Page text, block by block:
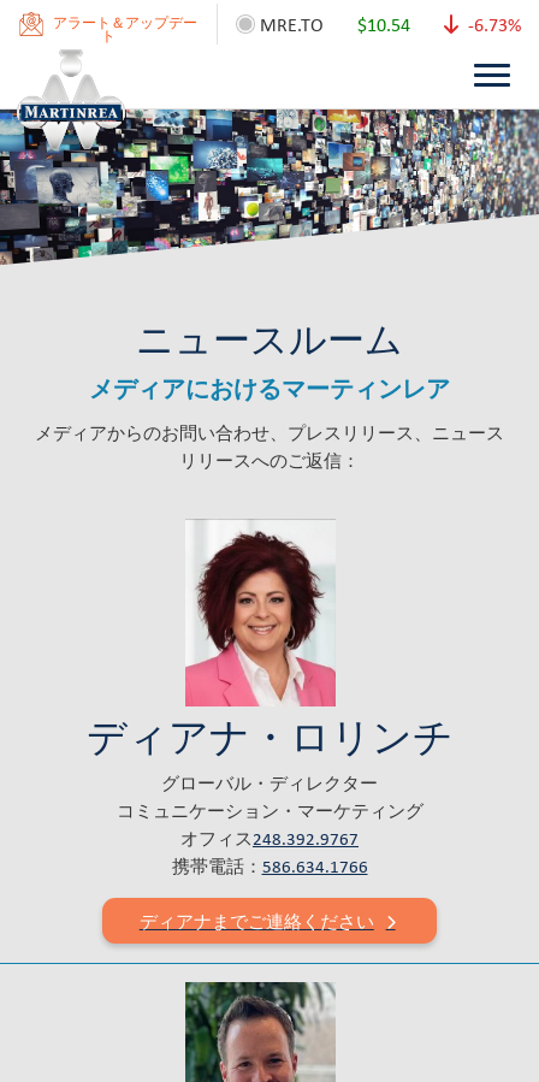
MRE.TO $10.54 -6.73%
アラート＆アップデー
ト
ニュースルーム
メディアにおけるマーティンレア
メディアからのお問い合わせ、プレスリリース、ニュース
リリースへのご返信：
ディアナ・ロリンチ
グローバル・ディレクター
コミュニケーション・マーケティング
オフィス248.392.9767
携帯電話： 586.634.1766
ディアナまでご連絡ください